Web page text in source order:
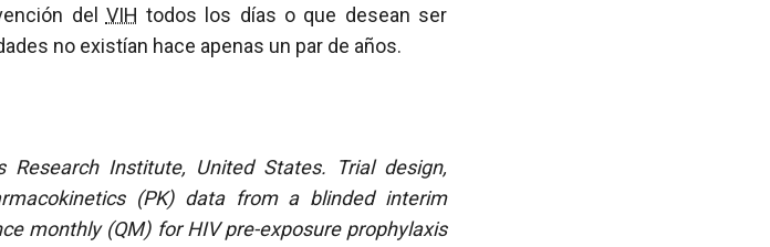
del VIH todos los días o que desean ser
no existían hace apenas un par de años.
Research Institute, United States. Trial design,
(PK) data from a blinded interim
monthly (QM) for HIV pre-exposure prophylaxis